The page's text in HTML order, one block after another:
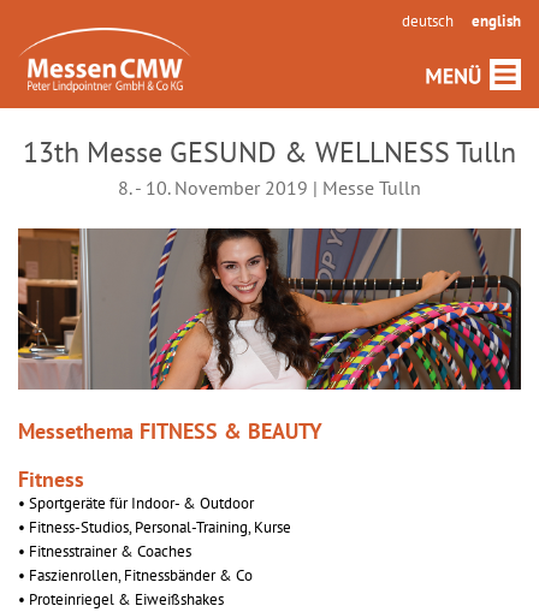
deutsch english
13th Messe GESUND & WELLNESS Tulln
8. - 10. November 2019 | Messe Tulln
Messethema FITNESS & BEAUTY
Fitness
• Sportgeräte für Indoor- & Outdoor
• Fitness-Studios, Personal-Training, Kurse
• Fitnesstrainer & Coaches
• Faszienrollen, Fitnessbänder & Co
• Proteinriegel & Eiweißshakes